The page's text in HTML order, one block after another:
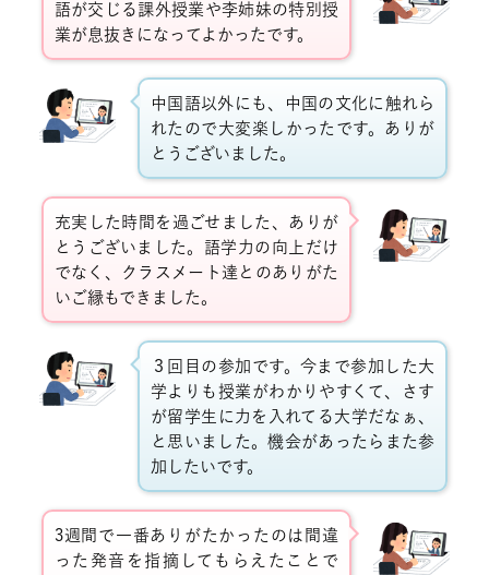
語が交じる課外授業や李姉妹の特別授
業が息抜きになってよかったです。
中国語以外にも、中国の文化に触れら
れたので大変楽しかったです。ありが
とうございました。
充実した時間を過ごせました、ありが
とうございました。語学力の向上だけ
でなく、クラスメート達とのありがた
いご縁もできました。
３回目の参加です。今まで参加した大
学よりも授業がわかりやすくて、さす
が留学生に力を入れてる大学だなぁ、
と思いました。機会があったらまた参
加したいです。
3週間で一番ありがたかったのは間違
った発音を指摘してもらえたことで